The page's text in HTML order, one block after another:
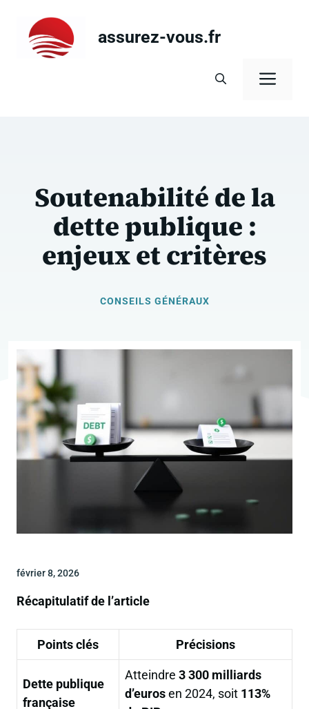
contenu
assurez-vous.fr
Soutenabilité de la
dette publique :
enjeux et critères
CONSEILS GÉNÉRAUX
février 8, 2026
Récapitulatif de l’article
Points clés Précisions
Dette publique
française
Atteindre 3 300 milliards
d’eurosen 2024, soit 113%